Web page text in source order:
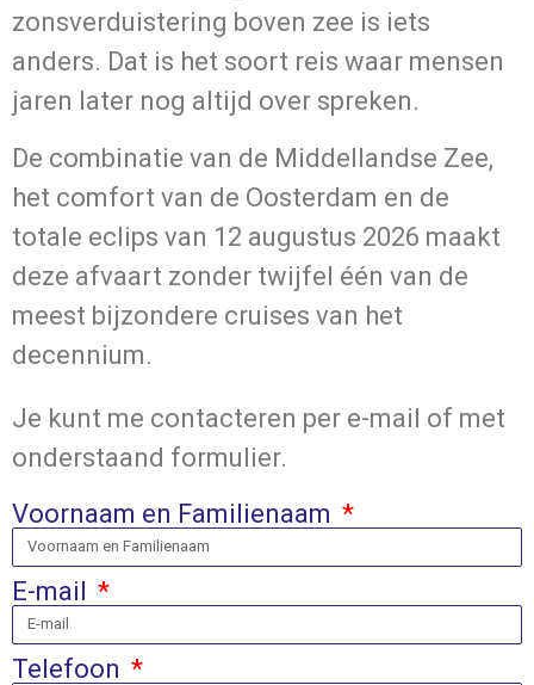
zonsverduistering boven zee is iets
anders. Dat is het soort reis waar mensen
jaren later nog altijd over spreken.
De combinatie van de Middellandse Zee,
het comfort van de Oosterdam en de
totale eclips van 12 augustus 2026 maakt
deze afvaart zonder twijfel één van de
meest bijzondere cruises van het
decennium.
Je kunt me contacteren per e-mail of met
onderstaand formulier.
Voornaam en Familienaam
E-mail
Telefoon